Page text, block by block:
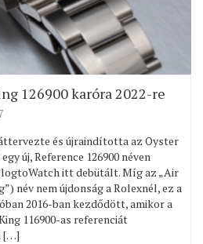
126900 karóra 2022-re
és újraindította az Oyster
új, Reference 126900 néven
itt debütált. Míg az „Air
név nem újdonság a Rolexnél, ez a
2016-ban kezdődött, amikor a
116900-as referenciát
[…]